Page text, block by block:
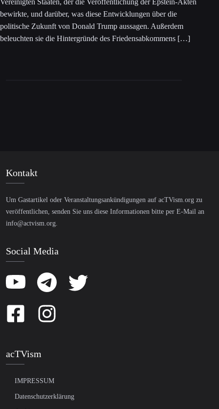
bewirkte, und darüber, was diese Entwicklungen über die
politische Zukunft von Donald Trump aussagen. Außerdem
beleuchten sie die Hintergründe des Friedensabkommens […]
Kontakt
Um Gastartikel oder Veranstaltungsankündigungen auf acTVism.org zu
veröffentlichen, senden Sie uns diese Informationen bitte per E-Mail an
info@actvism.org
Social Media
acTVism
IMPRESSUM
Datenschutzerklärung